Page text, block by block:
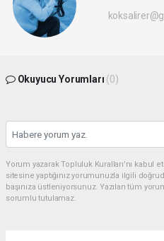
Okuyucu Yorumları (0)
Yorum yazarak Topluluk Kuralları’nı
sitesine yaptığınız yorumunuzla ilgili
başınıza üstleniyorsunuz. Yazılan tüm
sorumlu tutulamaz.